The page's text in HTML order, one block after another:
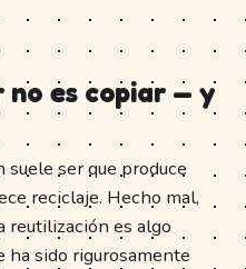
es copiar — y
ser que produce
reciclaje. Hecho mal,
reutilización es algo
ha sido rigurosamente